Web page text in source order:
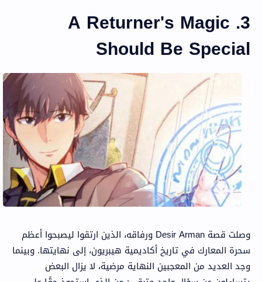
3. A Returner's Magic
Should Be Special
وصلت قصة Desir Arman ورفاقه، الذين ارتقوا ليصبحوا أعظم
سحرة المعارك في تاريخ أكاديمية هيبريون، إلى نهايتها. وبينما
وجد العديد من المعجبين النهاية مرضية، لا يزال البعض